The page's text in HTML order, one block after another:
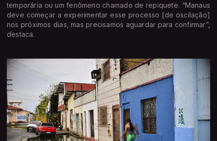
temporária ou um fenômeno chamado de repiquete. “Manaus
deve começar a experimentar esse processo [de oscilação]
nos próximos dias, mas precisamos aguardar para confirmar”,
destaca.